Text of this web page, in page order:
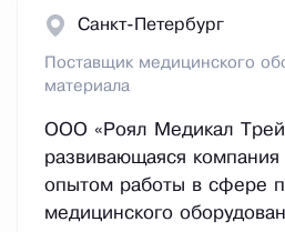
Санкт-Петербург
Поставщик медицинского
материала
ООО «Роял Медикал
развивающаяся
опытом работы в сфере
медицинского